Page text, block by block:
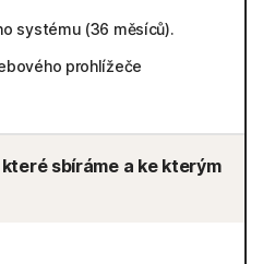
systému (36 měsíců).
prohlížeče
sbíráme a ke kterým